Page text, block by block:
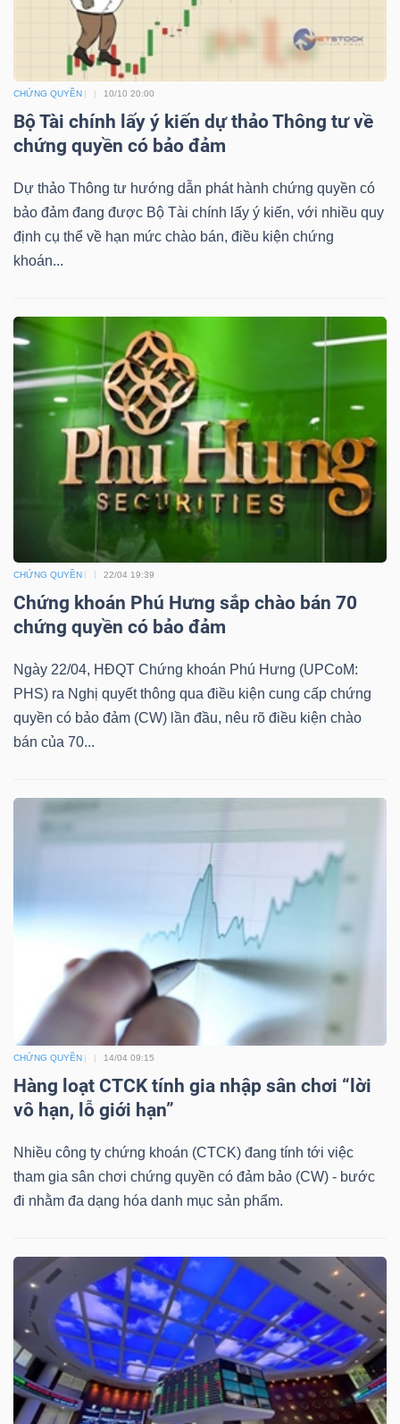
CHỨNG QUYỀN 10/10 20:00
Bộ Tài chính lấy ý kiến dự thảo Thông tư về
chứng quyền có bảo đảm
Dự thảo Thông tư hướng dẫn phát hành chứng quyền có
bảo đảm đang được Bộ Tài chính lấy ý kiến, với nhiều quy
định cụ thể về hạn mức chào bán, điều kiện chứng
khoán...
CHỨNG QUYỀN 22/04 19:39
Chứng khoán Phú Hưng sắp chào bán 70
chứng quyền có bảo đảm
Ngày 22/04, HĐQT Chứng khoán Phú Hưng (UPCoM:
PHS) ra Nghị quyết thông qua điều kiện cung cấp chứng
quyền có bảo đảm (CW) lần đầu, nêu rõ điều kiện chào
bán của 70...
CHỨNG QUYỀN 14/04 09:15
Hàng loạt CTCK tính gia nhập sân chơi “lời
vô hạn, lỗ giới hạn”
Nhiều công ty chứng khoán (CTCK) đang tính tới việc
tham gia sân chơi chứng quyền có đảm bảo (CW) - bước
đi nhằm đa dạng hóa danh mục sản phẩm.
TIÊU
DÙNG
YẾU
KHỎE
CÔNG
THÔNG
TIN
DỊCH
TIỆN
ÍCH
BẤT
ĐỘNG
SẢN
khoán
(-)
Tất cả Cổ phiếu Chỉ số Chứng chỉ quỹ Chứng
Lãnh
đạo